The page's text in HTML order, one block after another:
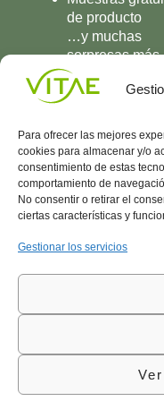
Para ofrecer las mejores
cookies para almacenar y/o
consentimiento de estas
comportamiento de
No consentir o retirar el
ciertas características y
Gestionar los servicios
de producto
…y muchas
sorpresas más
UNIRME
Conocenos
Vitae
l
Área
©Vitae Health